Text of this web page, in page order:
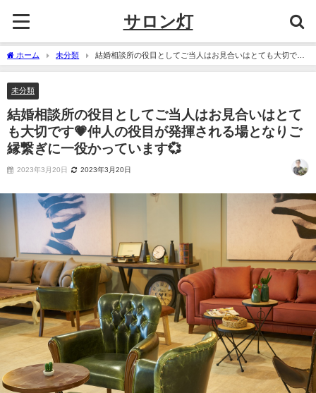
サロン灯
ホーム 未分類
結婚相談所の役目としてご当人はお見合いはとても大切です
💗仲人の役目が発揮される場となりご縁繋ぎに一役かっています💞
未分類
結婚相談所の役目としてご当人はお見合いはとて
も大切です💗仲人の役目が発揮される場となりご
縁繋ぎに一役かっています💞
2023年3月20日 2023年3月20日